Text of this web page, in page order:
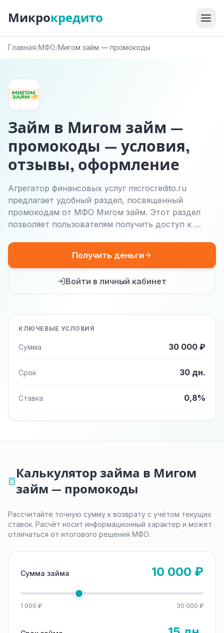
Микрокредито
Главная/МФО/Мигом займ — промокоды
Займ в Мигом займ —
промокоды — условия,
отзывы, оформление
Агрегатор финансовых услуг microcredito.ru
предлагает удобный раздел, посвященный
промокодам от МФО Мигом займ. Этот раздел
позволяет пользователям получить доступ к …
Получить деньги
Войти в личный кабинет
КЛЮЧЕВЫЕ УСЛОВИЯ
Сумма 30 000 ₽
Срок 30 дн.
Ставка 0,8%
Калькулятор займа в Мигом
займ — промокоды
Рассчитайте точную сумму к возврату с учётом текущих
ставок. Расчёт носит информационный характер и может
отличаться от итогового решения МФО.
Сумма займа 10 000 ₽
1 000 ₽ 30 000 ₽